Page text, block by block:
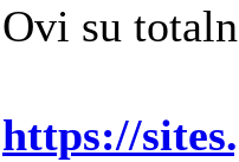
Ovi su
https://